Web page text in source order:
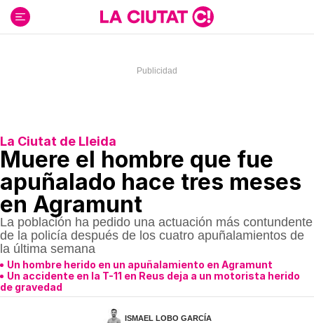
contenido
La Ciutat de Lleida
Muere el hombre que fue
apuñalado hace tres meses
en Agramunt
La población ha pedido una actuación más contundente
de la policía después de los cuatro apuñalamientos de
la última semana
Un hombre herido en un apuñalamiento en Agramunt
Un accidente en la T-11 en Reus deja a un motorista herido
de gravedad
ISMAEL LOBO GARCÍA